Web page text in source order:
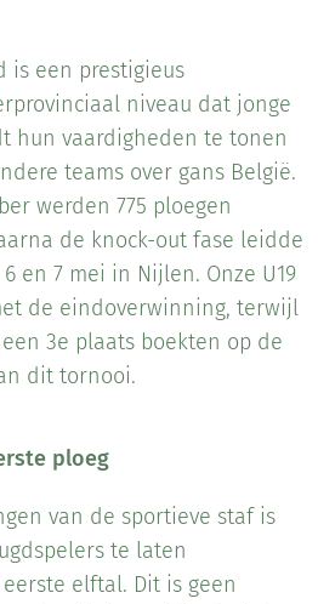
is een prestigieus
niveau dat jonge
hun vaardigheden te tonen
teams over gans België.
werden 775 ploegen
de knock-out fase leidde
en 7 mei in Nijlen. Onze U19
de eindoverwinning, terwijl
3e plaats boekten op de
dit tornooi.
ploeg
van de sportieve staf is
te laten
elftal. Dit is geen